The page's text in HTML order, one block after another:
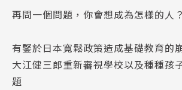
再問一個問題，你會想成為怎樣的人？
有鋻於日本寬鬆政策造成基礎教育的
大江健三郎重新審視學校以及種種孩
題